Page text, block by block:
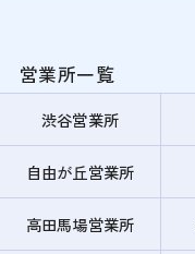
営業所一覧
渋谷営業所
自由が丘営業所
高田馬場営業所